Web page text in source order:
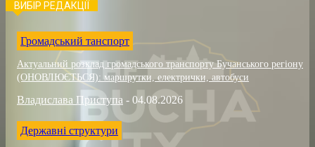
ВИБІР РЕДАКЦІЇ
Громадський танспорт
Актуальний розклад громадського транспорту Бучанського регіону
(ОНОВЛЮЄТЬСЯ): маршрутки, електрички, автобуси
Владислава Приступа - 04.08.2026
Державні структури